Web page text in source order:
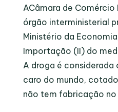
ACâmara de
órgão interministerial
Ministério da
Importação (II) do
A droga é
caro do mundo, cotado
não tem fabricação no